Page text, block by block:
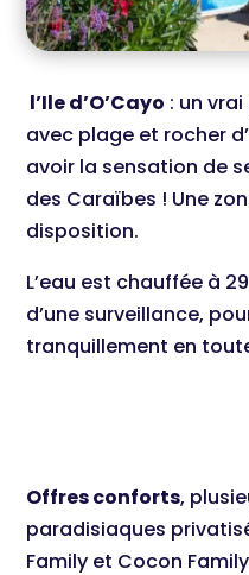
l’Ile d’O’Cayo : un
avec plage et rocher
avoir la sensation de
des Caraïbes ! Une
disposition.
L’eau est chauffée à
d’une surveillance,
tranquillement en
Offres conforts,
paradisiaques
Family et Cocon